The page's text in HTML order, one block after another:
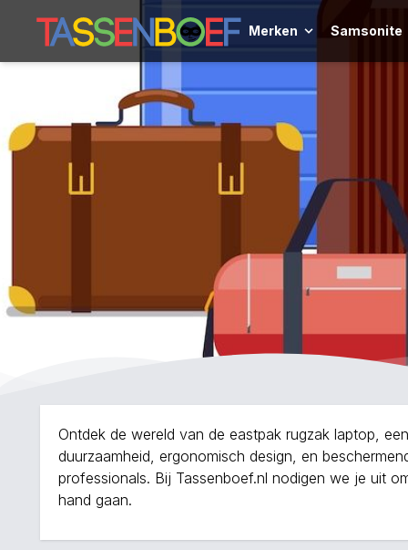
Merken Samsonite
Ontdek de wereld van de eastpak rugzak laptop,
duurzaamheid, ergonomisch design, en
professionals. Bij Tassenboef.nl nodigen we je uit
hand gaan.